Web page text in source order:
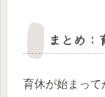
まとめ：
育休が始まって